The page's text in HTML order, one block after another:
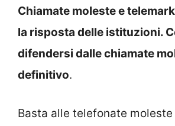
Chiamate moleste e
la risposta delle istituzioni.
difendersi dalle chiamate
definitivo.
Basta alle telefonate moleste